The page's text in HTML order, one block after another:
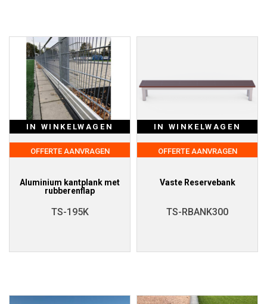
IN WINKELWAGEN
OFFERTE AANVRAGEN
Aluminium kantplank met
rubberenflap
TS-195K
IN WINKELWAGEN
OFFERTE AANVRAGEN
Vaste Reservebank
TS-RBANK300